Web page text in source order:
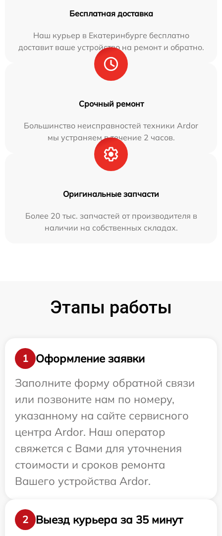
Бесплатная доставка
Наш курьер в Екатеринбурге бесплатно
доставит ваше устройство на ремонт и обратно.
Срочный ремонт
Большинство неисправностей техники Ardor
мы устраняем в течение 2 часов.
Оригинальные запчасти
Более 20 тыс. запчастей от производителя в
наличии на собственных складах.
Этапы работы
1
Оформление заявки
Заполните форму обратной связи
или позвоните нам по номеру,
указанному на сайте сервисного
центра Ardor. Наш оператор
свяжется с Вами для уточнения
стоимости и сроков ремонта
Вашего устройства Ardor.
2 Выезд курьера за 35 минут